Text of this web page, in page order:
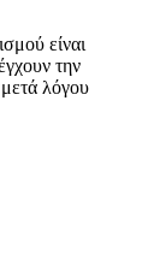
είναι
την
μετά λόγου